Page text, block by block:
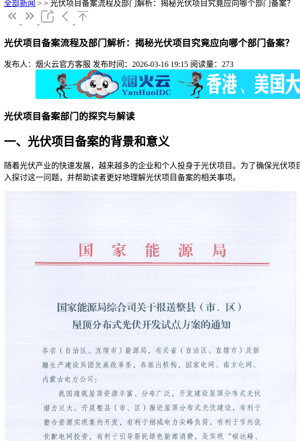
全部新闻 > > 光伏项目备案流程及部门解析：揭秘光伏项目究竟应向哪个部门备案？
光伏项目备案流程及部门解析：揭秘光伏项目究竟应向哪个部门备案？
发布人：烟火云官方客服 发布时间：2026-03-16 19:15 阅读量：273
光伏项目备案部门的探究与解读
一、光伏项目备案的背景和意义
随着光伏产业的快速发展，越来越多的企业和个人投身于光伏项目。为了确保光伏
入探讨这一问题，并帮助读者更好地理解光伏项目备案的相关事项。